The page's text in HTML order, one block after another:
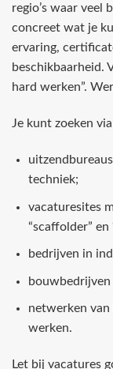
regio’s waar veel
concreet wat je
ervaring,
beschikbaarheid.
hard werken”.
Je kunt zoeken
techniek;
vacaturesites
“scaffolder”
bedrijven in
bouwbedrijven
netwerken van
werken.
Let bij vacatures